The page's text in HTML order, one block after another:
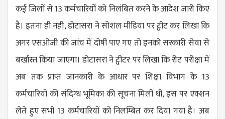
कई जिलों से 13 कर्मचारियों को निलंबित करने के आदेश जारी किए
है। इतना ही नहीं, डोटासरा ने सोशल मीडिया पर ट्वीट कर लिखा कि
अगर एसओजी की जांच में दोषी पाए गए तो इनको सरकारी सेवा से
बर्खास्त किया जाएगा। डोटासरा ने ट्वीटर पर लिखा कि रीट परीक्षा में
अब तक प्राप्त जानकारी के आधार पर शिक्षा विभाग के 13
कर्मचारियों की संदिग्ध भूमिका की सूचना मिली थी, इस पर एक्शन
लेते हुए सभी 13 कर्मचारियों को निलम्बित कर दिया गया है। अब